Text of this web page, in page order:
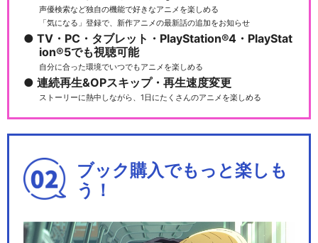
声優検索など独自の機能で好きなアニメを楽しめる
「気になる」登録で、新作アニメの最新話の追加をお知らせ
TV・PC・タブレット・PlayStation®4・PlayStat
ion®5でも視聴可能
自分に合った環境でいつでもアニメを楽しめる
連続再生&OPスキップ・再生速度変更
ストーリーに熱中しながら、1日にたくさんのアニメを楽しめる
ブック購入でもっと楽しも
う！